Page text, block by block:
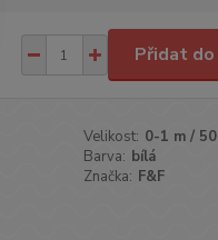
Přidat do
Velikost: 0-1 m / 50
Barva: bílá
Značka: F&F